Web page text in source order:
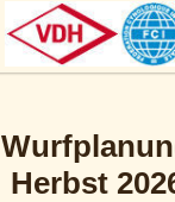
Herbst